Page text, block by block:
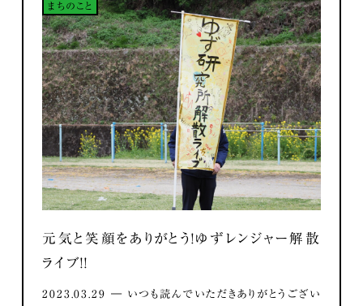
まちのこと
元気と笑顔をありがとう！ゆずレンジャー解散
ライブ！！
2023.03.29 ― いつも読んでいただきありがとうござい